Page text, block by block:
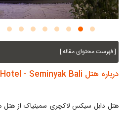
[ فهرست محتوای مقاله ]
درباره هتل Double - Six, Luxury Hotel - Seminyak Bali
هتل دابل سیکس لاکچری سمینیاک از هتل